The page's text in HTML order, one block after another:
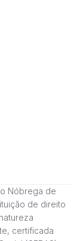
Nóbrega de
de direito
certificada